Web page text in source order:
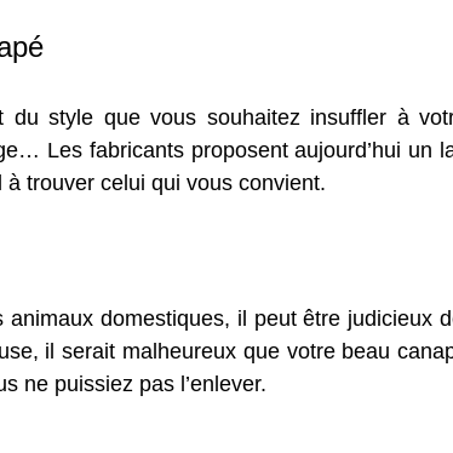
style que vous souhaitez insuffler à
Les fabricants proposent aujourd’hui un
trouver celui qui vous convient.
domestiques, il peut être judicieux
il serait malheureux que votre beau
ne puissiez pas l’enlever.